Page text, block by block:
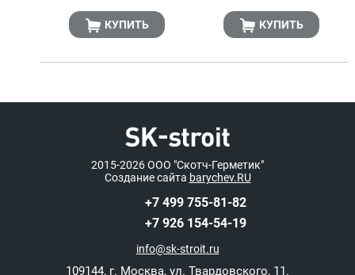
КУПИТЬ КУПИТЬ
2015-2026ООО "Скотч-Герметик"
Создание сайта barychev.RU
+7 499 755-81-82
+7 926 154-54-19
info@sk-stroit.ru
109144, г. Москва, ул. Твардовского, 11.